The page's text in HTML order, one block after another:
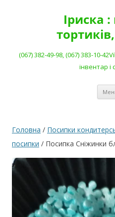
Іриска
(067) 382-49-98, (067) 383-10-
інвентар і
Головна / Посипки
посипки / Посипка Сніжинки